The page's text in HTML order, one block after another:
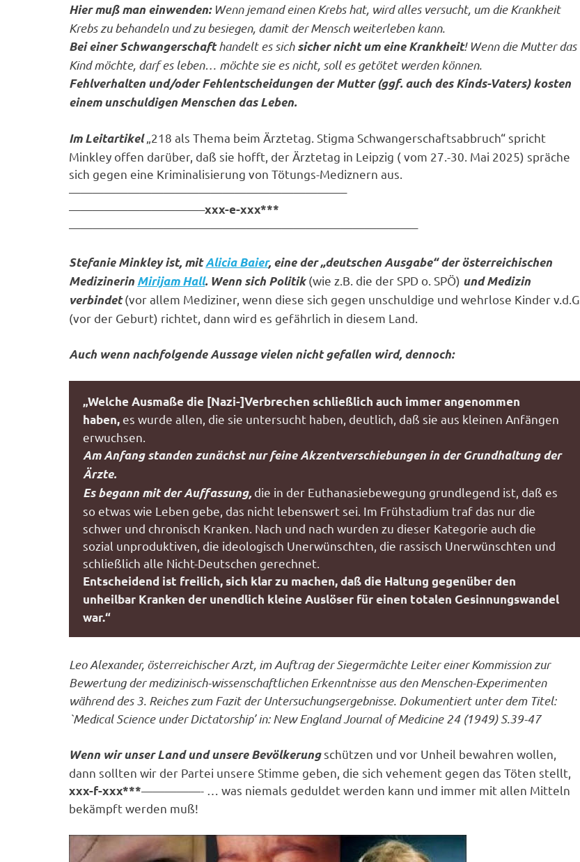
Hier muß man einwenden: Wenn jemand einen Krebs hat, wird alles versucht, um die Krankheit
Krebs zu behandeln und zu besiegen, damit der Mensch weiterleben kann.
Bei einer Schwangerschafthandelt es sichsicher nicht um eine Krankheit! Wenn die Mutter das
Kind möchte, darf es leben… möchte sie es nicht, soll es getötet werden können.
Fehlverhalten und/oder Fehlentscheidungen der Mutter (ggf. auch des Kinds-Vaters) kosten
einem unschuldigen Menschen das Leben.
Im Leitartikel „218 als Thema beim Ärztetag. Stigma Schwangerschaftsabbruch“ spricht
Minkley offen darüber, daß sie hofft, der Ärztetag in Leipzig ( vom 27.-30. Mai 2025) spräche
sich gegen eine Kriminalisierung von Tötungs-Mediznern aus.
———————————————————————–
———————————–xxx-e-xxx***
—————————————————————————————–
Stefanie Minkley ist, mitAlicia Baier, eine der „deutschen Ausgabe“ der österreichischen
Medizinerin Mirijam Hall. Wenn sich Politik(wie z.B. die der SPD o. SPÖ) und Medizin
verbindet(vor allem Mediziner, wenn diese sich gegen unschuldige und wehrlose Kinder v.d.G.
(vor der Geburt) richtet, dann wird es gefährlich in diesem Land.
Auch wenn nachfolgende Aussage vielen nicht gefallen wird, dennoch:
„Welche Ausmaße die [Nazi-]Verbrechen schließlich auch immer angenommen
haben, es wurde allen, die sie untersucht haben, deutlich, daß sie aus kleinen Anfängen
erwuchsen.
Am Anfang standen zunächst nur feine Akzentverschiebungen in der Grundhaltung der
Ärzte.
Es begann mit der Auffassung, die in der Euthanasiebewegung grundlegend ist, daß es
so etwas wie Leben gebe, das nicht lebenswert sei. Im Frühstadium traf das nur die
schwer und chronisch Kranken. Nach und nach wurden zu dieser Kategorie auch die
sozial unproduktiven, die ideologisch Unerwünschten, die rassisch Unerwünschten und
schließlich alle Nicht-Deutschen gerechnet.
Entscheidend ist freilich, sich klar zu machen, daß die Haltung gegenüber den
unheilbar Kranken der unendlich kleine Auslöser für einen totalen Gesinnungswandel
war.“
Leo Alexander, österreichischer Arzt, im Auftrag der Siegermächte Leiter einer Kommission zur
Bewertung der medizinisch-wissenschaftlichen Erkenntnisse aus den Menschen-Experimenten
während des 3. Reiches zum Fazit der Untersuchungsergebnisse. Dokumentiert unter dem Titel:
`Medical Science under Dictatorship’ in: New England Journal of Medicine 24 (1949) S.39-47
Wenn wir unser Land und unsere Bevölkerungschützen und vor Unheil bewahren wollen,
dann sollten wir der Partei unsere Stimme geben, die sich vehement gegen das Töten stellt,
xxx-f-xxx***—————- … was niemals geduldet werden kann und immer mit allen Mitteln
bekämpft werden muß!